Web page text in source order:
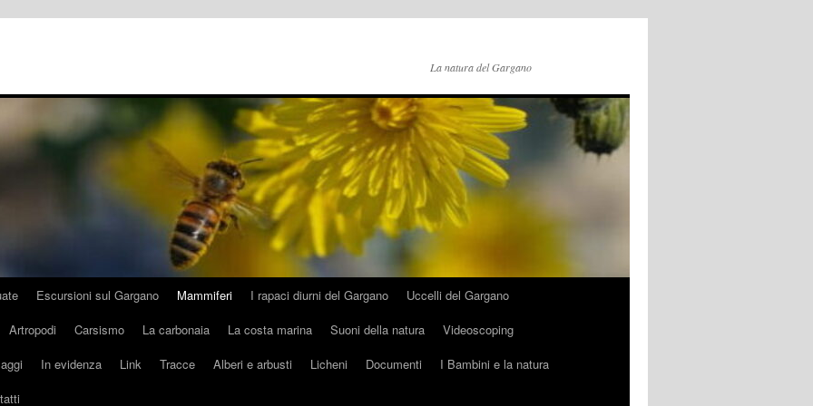
La natura del Gargano
Escursioni sul Gargano Mammiferi I rapaci diurni del Gargano
Uccelli del Gargano
Artropodi Carsismo La carbonaia La costa marina Suoni della natura
Videoscoping
In evidenza Link Tracce Alberi e arbusti Licheni Documenti
I Bambini e la natura